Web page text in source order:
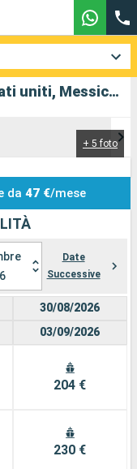
Crociera Carnival Radiance: Stati uniti, Messico in partenza da Los Angeles
+ 5 foto
da 47 €/mese
Date
Successive
30/08/2026
03/09/2026
204 €
230 €